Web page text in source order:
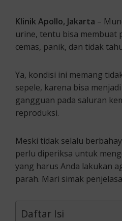
Klinik Apollo, Jakarta –
urine, tentu bisa membuat
cemas, panik, dan tidak
Ya, kondisi ini memang
sepele, karena bisa
gangguan pada saluran
reproduksi.
Meski tidak selalu
perlu diperiksa untuk
yang harus Anda lakukan
parah. Mari simak
Daftar Isi